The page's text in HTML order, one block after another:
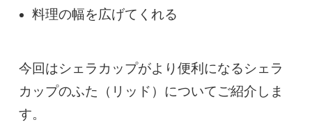
料理の幅を広げてくれる
今回はシェラカップがより便利になるシェラ
カップのふた（リッド）についてご紹介しま
す。